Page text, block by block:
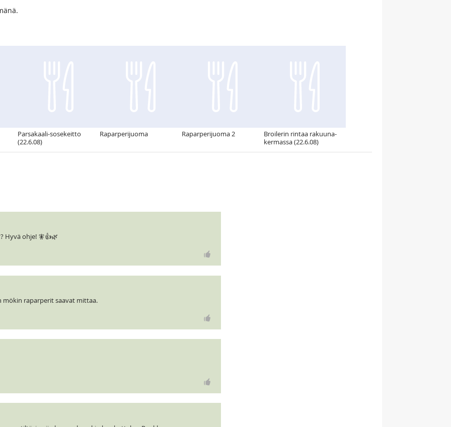
Parsakaali-sosekeitto
(22.6.08)
Raparperijuoma Raparperijuoma 2
Broilerin rintaa rakuuna-
kermassa (22.6.08)
Hyvä ohje! 🧚👍🌿
mökin raparperit saavat mittaa.